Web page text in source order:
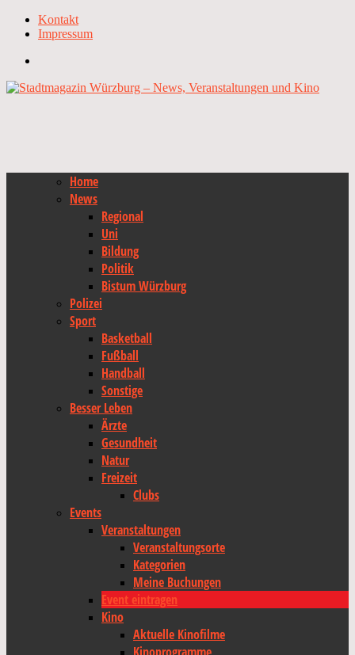
Kontakt
Impressum
Home
News
Regional
Uni
Bildung
Politik
Bistum Würzburg
Polizei
Sport
Basketball
Fußball
Handball
Sonstige
Besser Leben
Ärzte
Gesundheit
Natur
Freizeit
Clubs
Events
Veranstaltungen
Veranstaltungsorte
Kategorien
Meine Buchungen
Event eintragen
Kino
Aktuelle Kinofilme